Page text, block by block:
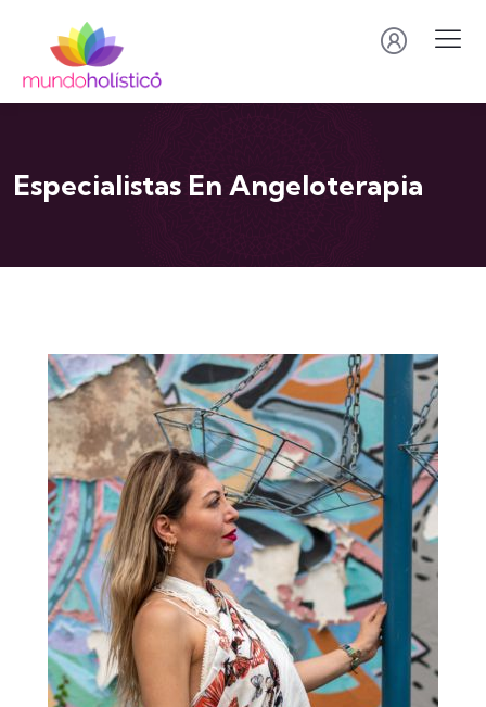
Especialistas En Angeloterapia